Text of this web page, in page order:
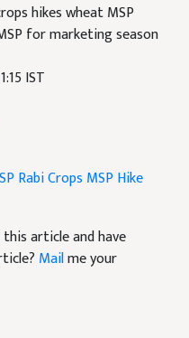
hikes wheat MSP
for marketing season
IST
Rabi Crops MSP Hike
this article and have
Mailme your